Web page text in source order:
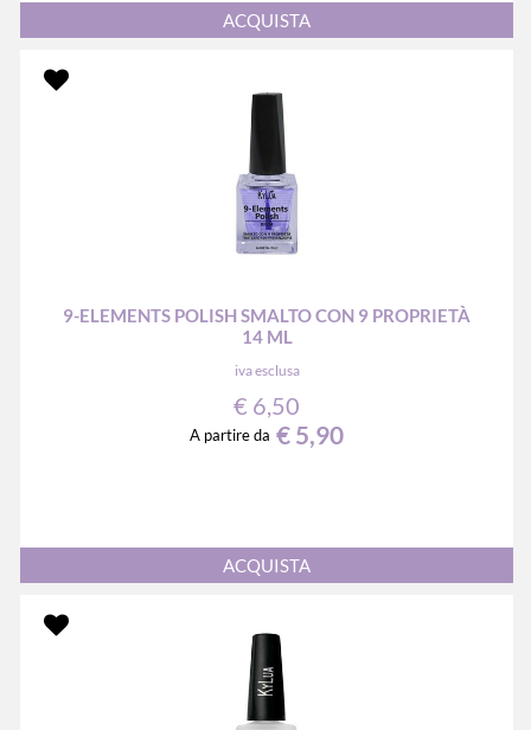
Quantità
ACQUISTA
9-ELEMENTS POLISH SMALTO CON 9 PROPRIETÀ
14 ML
iva esclusa
€ 6,50
A partire da € 5,90
Quantità
ACQUISTA